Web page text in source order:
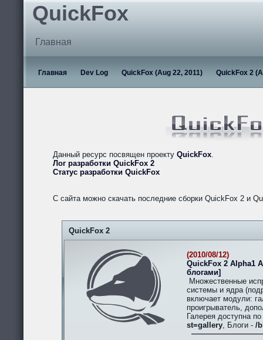
QuickFox
Главная
Главная Dev Log QuickFox (Aug 22, 2011) QuickFox 2
Данный ресурс посвящен проекту QuickFox.
Лог разработки QuickFox 2
Статус разработки QuickFox
С сайта можно скачать последние сборки QuickFox 2 и
QuickFox 2
(2010/08/12)
QuickFox 2 Alpha1
блогами]
Множественные
системы и ядра
включает модули:
проигрыватель,
Галерея доступна
st=gallery, Блоги - /